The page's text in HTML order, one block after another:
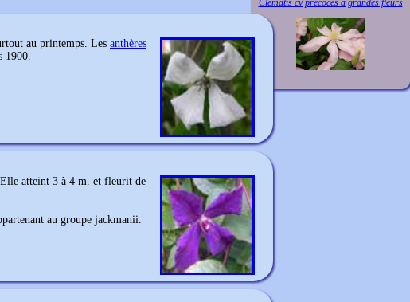
Clematis cv précoces à grandes fleurs
au printemps. Les anthères
1900.
atteint 3 à 4 m. et fleurit de
au groupe jackmanii.